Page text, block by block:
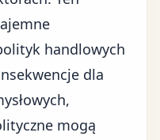
handlowych
dla
mogą